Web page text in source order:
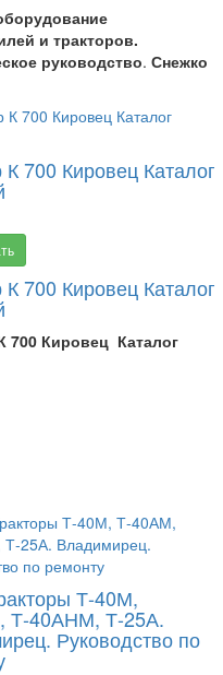
и тракторов.
руководство. Снежко
К 700 Кировец Каталог
К 700 Кировец Каталог
700 Кировец Каталог
Т-40М,
Т-40АНМ, Т-25А.
Руководство по